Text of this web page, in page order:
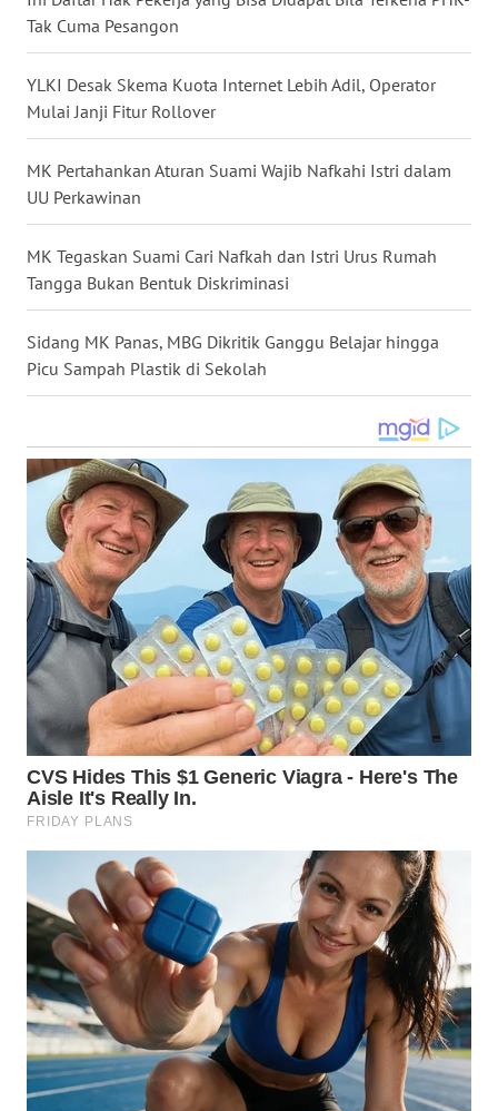
Tak Cuma Pesangon
YLKI Desak Skema Kuota Internet Lebih Adil, Operator
Mulai Janji Fitur Rollover
MK Pertahankan Aturan Suami Wajib Nafkahi Istri dalam
UU Perkawinan
MK Tegaskan Suami Cari Nafkah dan Istri Urus Rumah
Tangga Bukan Bentuk Diskriminasi
Sidang MK Panas, MBG Dikritik Ganggu Belajar hingga
Picu Sampah Plastik di Sekolah
WN
NUSANTARA
WN
JOGJA
WN
BALI
WN
KALBAR
KALTENG
WN
KALTARA
WN
KALSEL
WN
KALTIM
WN
SULSEL
WN
GORONTALO
WN
SULUT
WN
MALUKU
WN